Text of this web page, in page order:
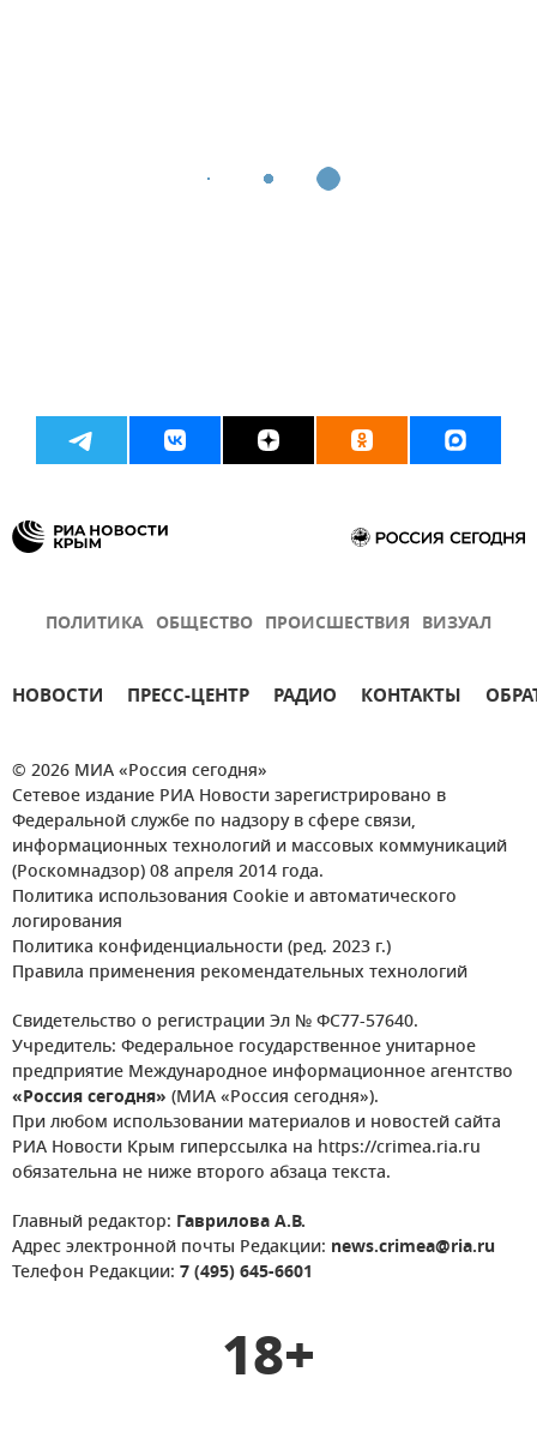
ПОЛИТИКА ОБЩЕСТВО ПРОИСШЕСТВИЯ ВИЗУАЛ
НОВОСТИ ПРЕСС-ЦЕНТР РАДИО КОНТАКТЫ
© 2026 МИА «Россия сегодня»
Сетевое издание РИА Новости зарегистрировано в
Федеральной службе по надзору в сфере связи,
информационных технологий и массовых коммуникаций
(Роскомнадзор) 08 апреля 2014 года.
Политика использования Cookie и автоматического
логирования
Политика конфиденциальности (ред. 2023 г.)
Правила применения рекомендательных технологий
Свидетельство о регистрации Эл № ФС77-57640.
Учредитель: Федеральное государственное унитарное
предприятие Международное информационное агентство
«Россия сегодня» (МИА «Россия сегодня»).
При любом использовании материалов и новостей сайта
РИА Новости Крым гиперссылка на https://crimea.ria.ru
обязательна не ниже второго абзаца текста.
Главный редактор: Гаврилова А.В.
Адрес электронной почты Редакции: news.crimea@ria.ru
Телефон Редакции: 7 (495) 645-6601
18+